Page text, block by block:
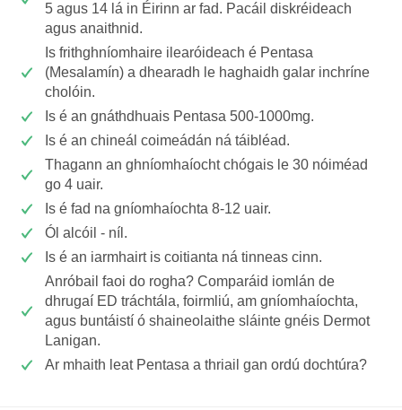
5 agus 14 lá in Éirinn ar fad. Pacáil diskréideach
agus anaithnid.
Is frithghníomhaire ilearóideach é Pentasa
(Mesalamín) a dhearadh le haghaidh galar inchríne
cholóin.
Is é an gnáthdhuais Pentasa 500-1000mg.
Is é an chineál coimeádán ná táibléad.
Thagann an ghníomhaíocht chógais le 30 nóiméad
go 4 uair.
Is é fad na gníomhaíochta 8-12 uair.
Ól alcóil - níl.
Is é an iarmhairt is coitianta ná tinneas cinn.
Anróbail faoi do rogha? Comparáid iomlán de
dhrugaí ED tráchtála, foirmliú, am gníomhaíochta,
agus buntáistí ó shaineolaithe sláinte gnéis Dermot
Lanigan.
Ar mhaith leat Pentasa a thriail gan ordú dochtúra?